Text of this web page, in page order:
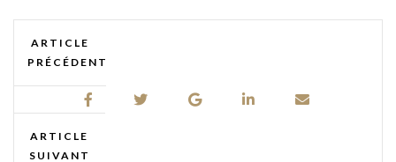
ARTICLE
PRÉCÉDENT
ARTICLE
SUIVANT